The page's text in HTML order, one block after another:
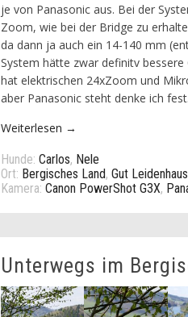
je von Panasonic aus. Bei der
Zoom, wie bei der Bridge zu
da dann ja auch ein 14-140 mm
System hätte zwar definitv
hat elektrischen 24xZoom und
aber Panasonic steht denke ich fest.
Weiterlesen →
Hunde: Carlos, Nele
Ort: Bergisches Land, Gut
Kamera: Canon PowerShot G3X,
Unterwegs im